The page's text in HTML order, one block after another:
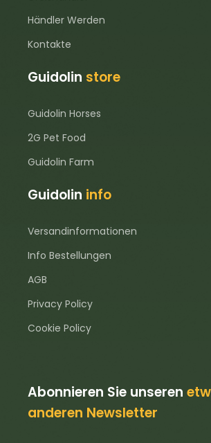
Händler Werden
Kontakte
Guidolin store
Guidolin Horses
2G Pet Food
Guidolin Farm
Guidolin info
Versandinformationen
Info Bestellungen
AGB
Privacy Policy
Cookie Policy
Abonnieren Sie unseren
anderen Newsletter